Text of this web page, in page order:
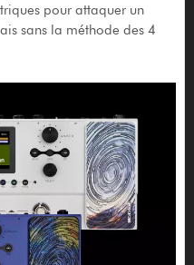
pour attaquer un
sans la méthode des 4